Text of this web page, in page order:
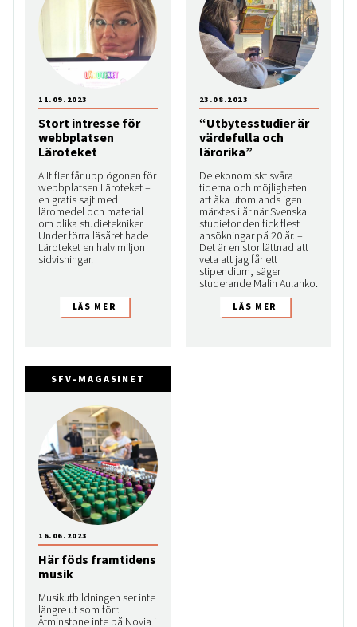
Stort intresse för
webbplatsen
Läroteket
Allt fler får upp ögonen för
webbplatsen Läroteket –
en gratis sajt med
läromedel och material
om olika studietekniker.
Under förra läsåret hade
Läroteket en halv miljon
sidvisningar.
11.09.2023
“Utbytesstudier är
värdefulla och
lärorika”
De ekonomiskt svåra
tiderna och möjligheten
att åka utomlands igen
märktes i år när Svenska
studiefonden fick flest
ansökningar på 20 år. –
Det är en stor lättnad att
veta att jag får ett
stipendium, säger
studerande Malin Aulanko.
23.08.2023
SFV-MAGASINET
Här föds framtidens
musik
Musikutbildningen ser inte
längre ut som förr.
Åtminstone inte på Novia i
16.06.2023